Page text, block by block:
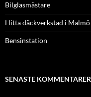
Bilglasmästare
Hitta däckverkstad i Malmö
Bensinstation
SENASTE KOMMENTARER